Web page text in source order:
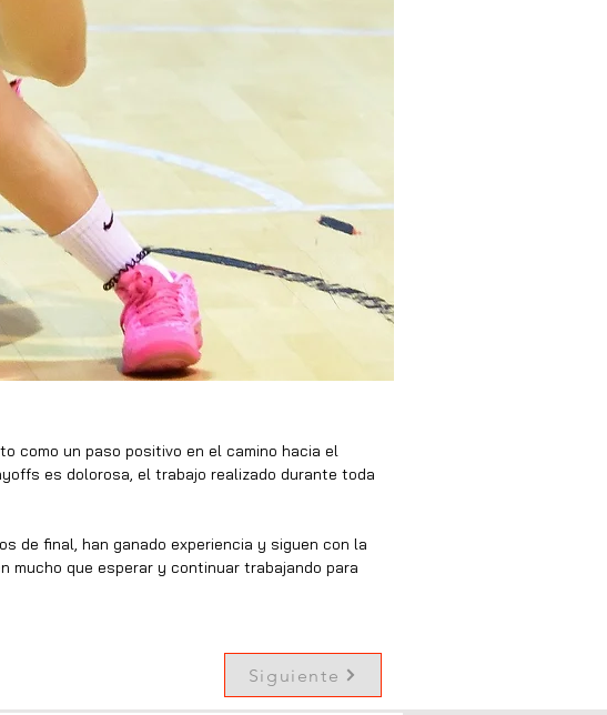
como un paso positivo en el camino hacia el
es dolorosa, el trabajo realizado durante toda
de final, han ganado experiencia y siguen con la
mucho que esperar y continuar trabajando para
Siguiente